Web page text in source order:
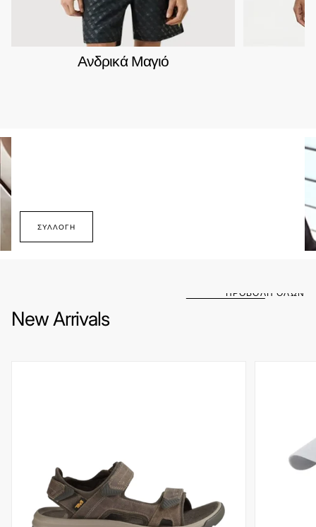
Ανδρικά Μαγιό
ΣΥΛΛΟΓΉ
New Arrivals
ΠΡΟΒΟΛΗ ΟΛΩΝ